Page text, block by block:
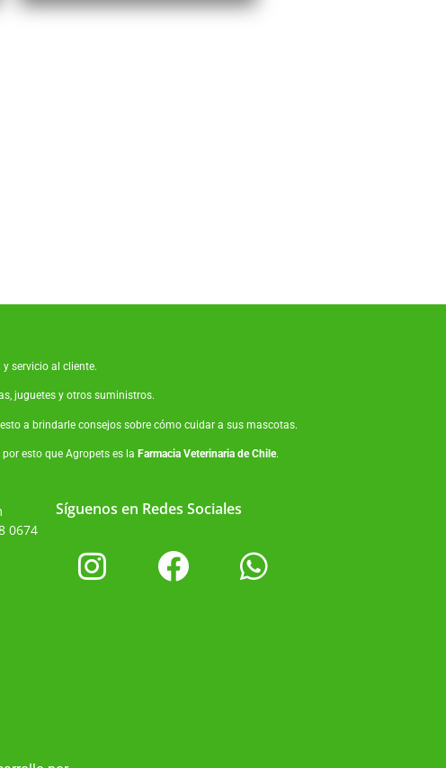
servicio al cliente.
, juguetes y otros suministros.
a brindarle consejos sobre cómo cuidar a sus mascotas.
por esto que Agropets es la Farmacia Veterinaria de Chile.
0674
Síguenos en Redes Sociales